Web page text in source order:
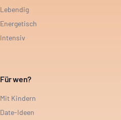
Lebendig
Energetisch
Intensiv
Für wen?
Mit Kindern
Date-Ideen